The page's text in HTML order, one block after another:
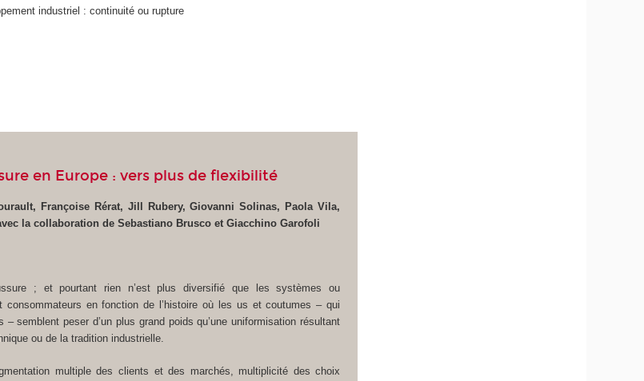
industriel : continuité ou rupture
en Europe : vers plus de flexibilité
Françoise Rérat, Jill Rubery, Giovanni Solinas, Paola Vila,
la collaboration de Sebastiano Brusco et Giacchino Garofoli
; et pourtant rien n’est plus diversifié que les systèmes ou
consommateurs en fonction de l’histoire où les us et coutumes – qui
semblent peser d’un plus grand poids qu’une uniformisation résultant
ou de la tradition industrielle.
multiple des clients et des marchés, multiplicité des choix